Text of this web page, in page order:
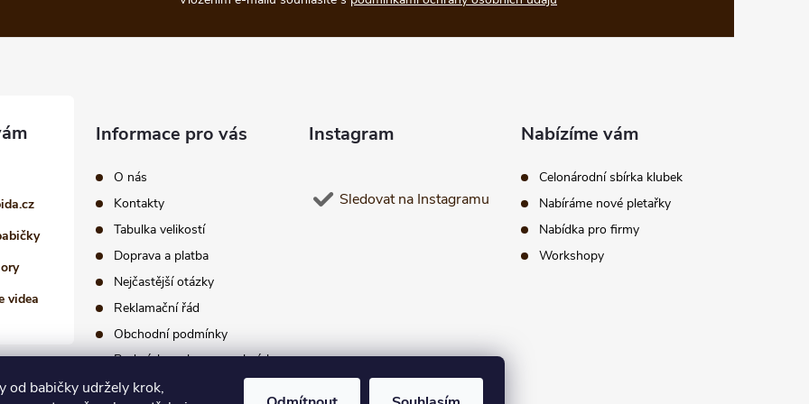
od babičky udržely krok,
videa
Informace pro vás
O nás
Kontakty
Tabulka velikostí
Doprava a platba
Nejčastější otázky
Reklamační řád
Obchodní podmínky
Podmínky ochrany osobních
Instagram
Sledovat na Instagramu
Nabízíme vám
Celonárodní sbírka klubek
Nabíráme nové pletařky
Nabídka pro firmy
Workshopy